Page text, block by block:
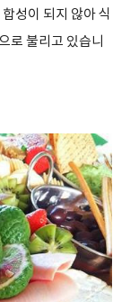
성이 되지 않아 식
로 불리고 있습니